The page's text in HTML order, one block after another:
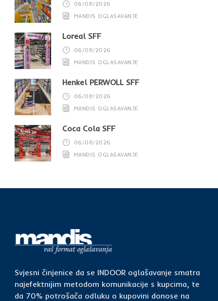
06/08/2026
MANDIS OGLASAVANJE
Loreal SFF
06/08/2026
MANDIS OGLASAVANJE
Henkel PERWOLL SFF
06/08/2026
MANDIS OGLASAVANJE
Coca Cola SFF
06/08/2026
MANDIS OGLASAVANJE
Svjesni činjenice da se INDOOR oglašavanje smatra
najefektnijim metodom komunikacije s kupcima, te
da 70% potrošača odluku o kupovini donose na